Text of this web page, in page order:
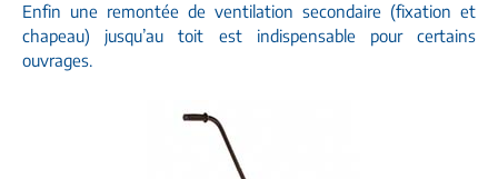
Enfin une remontée de ventilation secondaire (fixation et
chapeau) jusqu’au toit est indispensable pour certains
ouvrages.